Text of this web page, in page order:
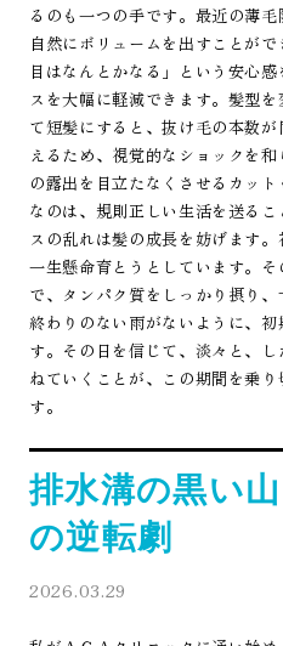
るのも一つの手です。最近の薄毛
自然にボリュームを出すことが
目はなんとかなる」という安心
スを大幅に軽減できます。髪型
て短髪にすると、抜け毛の本数
えるため、視覚的なショックを
の露出を目立たなくさせるカッ
なのは、規則正しい生活を送る
スの乱れは髪の成長を妨げます
一生懸命育とうとしています。
で、タンパク質をしっかり摂り、
終わりのない雨がないように、
す。その日を信じて、淡々と、
ねていくことが、この期間を乗
す。
排水溝の黒い
の逆転劇
2026.03.29